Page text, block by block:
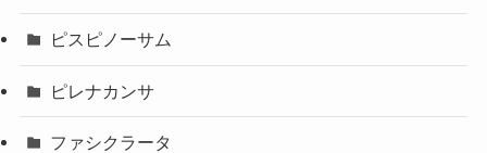
ピスピノーサム
ピレナカンサ
ファシクラータ